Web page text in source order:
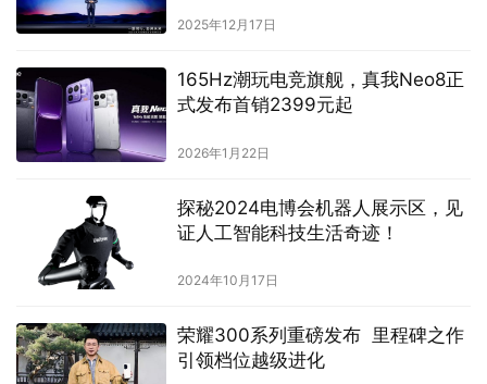
2025年12月17日
165Hz潮玩电竞旗舰，真我Neo8正
式发布首销2399元起
2026年1月22日
探秘2024电博会机器人展示区，见
证人工智能科技生活奇迹！
2024年10月17日
荣耀300系列重磅发布 里程碑之作
引领档位越级进化